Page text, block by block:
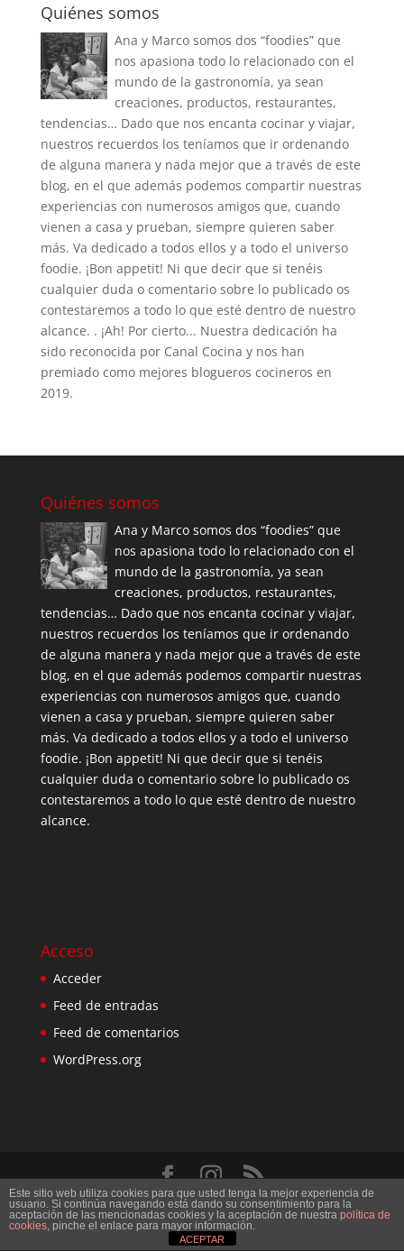
Quiénes somos
Ana y Marco somos dos “foodies” que
nos apasiona todo lo relacionado con el
mundo de la gastronomía, ya sean
creaciones, productos, restaurantes,
tendencias… Dado que nos encanta cocinar y viajar,
nuestros recuerdos los teníamos que ir ordenando
de alguna manera y nada mejor que a través de este
blog, en el que además podemos compartir nuestras
experiencias con numerosos amigos que, cuando
vienen a casa y prueban, siempre quieren saber
más. Va dedicado a todos ellos y a todo el universo
foodie. ¡Bon appetit! Ni que decir que si tenéis
cualquier duda o comentario sobre lo publicado os
contestaremos a todo lo que esté dentro de nuestro
alcance. . ¡Ah! Por cierto... Nuestra dedicación ha
sido reconocida por Canal Cocina y nos han
premiado como mejores blogueros cocineros en
2019.
Quiénes somos
Ana y Marco somos dos “foodies” que
nos apasiona todo lo relacionado con el
mundo de la gastronomía, ya sean
creaciones, productos, restaurantes,
tendencias… Dado que nos encanta cocinar y viajar,
nuestros recuerdos los teníamos que ir ordenando
de alguna manera y nada mejor que a través de este
blog, en el que además podemos compartir nuestras
experiencias con numerosos amigos que, cuando
vienen a casa y prueban, siempre quieren saber
más. Va dedicado a todos ellos y a todo el universo
foodie. ¡Bon appetit! Ni que decir que si tenéis
cualquier duda o comentario sobre lo publicado os
contestaremos a todo lo que esté dentro de nuestro
alcance.
Acceso
Acceder
Feed de entradas
Feed de comentarios
WordPress.org
Diseñado porElegant Themes| Desarrollado por
WordPress
Este sitio web utiliza cookies para que usted tenga la mejor experiencia de
usuario. Si continúa navegando está dando su consentimiento para la
aceptación de las mencionadas cookies y la aceptación de nuestra política de
cookies, pinche el enlace para mayor información.
ACEPTAR